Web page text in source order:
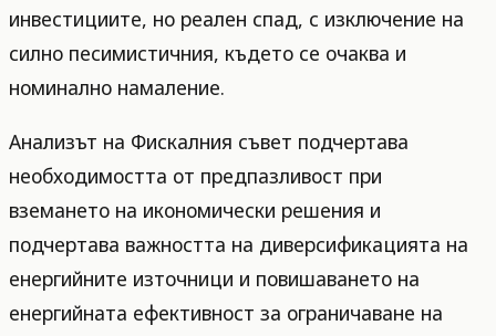
инвестициите, но реален спад, с изключение на
силно песимистичния, където се очаква и
номинално намаление.
Анализът на Фискалния съвет подчертава
необходимостта от предпазливост при
вземането на икономически решения и
подчертава важността на диверсификацията на
енергийните източници и повишаването на
енергийната ефективност за ограничаване на